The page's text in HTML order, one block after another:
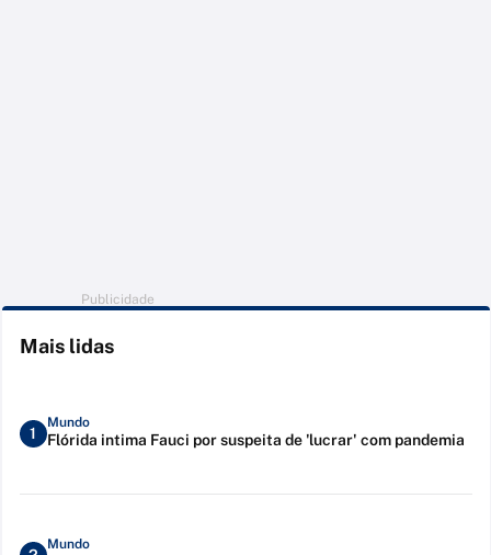
Publicidade
Mais lidas
1
Mundo
Flórida intima Fauci por suspeita de 'lucrar' com pandemia
Mundo